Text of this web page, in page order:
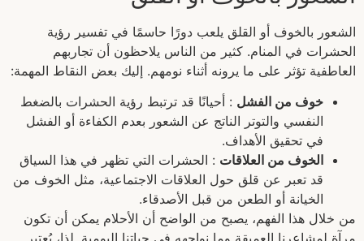
الشعور بالخوف أو القلق يلعب دورًا حاسمًا في تفسير رؤية
الحشرات في المنام. كثير من الناس يلاحظون أن تجاربهم
العاطفية تؤثر على ما يرونه أثناء نومهم. إليك بعض النقاط المهمة:
خوف من الفشل : أحيانًا قد ترتبط رؤية الحشرات بالضغط
النفسي والتوتر الناتج عن الشعور بعدم الكفاءة أو الفشل
في تحقيق الأهداف.
الخوف من العلاقات : الحشرات التي تظهر في هذا السياق
قد تعبر عن قلق حول العلاقات الاجتماعية، مثل الخوف من
الخيانة أو الطعن من قبل الأصدقاء.
من خلال هذا الفهم، يصبح من الواضح أن الأحلام يمكن أن تكون